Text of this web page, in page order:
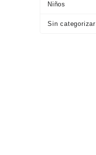
Niños
Sin categorizar